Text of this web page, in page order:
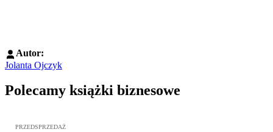
Autor:
Jolanta Ojczyk
Polecamy książki biznesowe
Przejdź do: Dyrektywa NIS2. Komentarz [PRZEDSPRZEDAŻ],
PRZEDSPRZEDAŻ